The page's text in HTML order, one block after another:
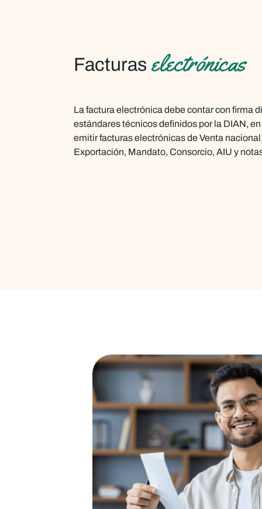
Facturas electrónicas
La factura electrónica debe contar con firma
estándares técnicos definidos por la DIAN, en
emitir facturas electrónicas de Venta
Exportación, Mandato, Consorcio, AIU y